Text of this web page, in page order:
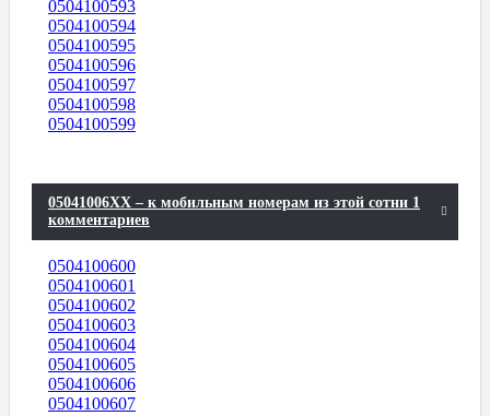
0504100593
0504100594
0504100595
0504100596
0504100597
0504100598
0504100599
05041006XX – к мобильным номерам из этой сотни 1
комментариев
0504100600
0504100601
0504100602
0504100603
0504100604
0504100605
0504100606
0504100607